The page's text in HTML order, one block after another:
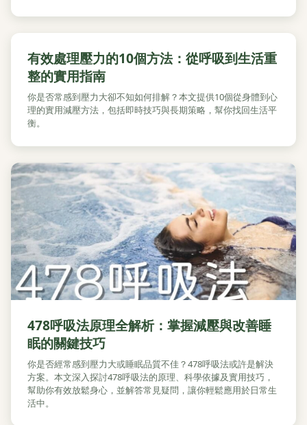
有效處理壓力的10個方法：從呼吸到生活重
整的實用指南
你是否常感到壓力大卻不知如何排解？本文提供10個從身體到心
理的實用減壓方法，包括即時技巧與長期策略，幫你找回生活平
衡。
478呼吸法原理全解析：掌握減壓與改善睡
眠的關鍵技巧
你是否經常感到壓力大或睡眠品質不佳？478呼吸法或許是解決
方案。本文深入探討478呼吸法的原理、科學依據及實用技巧，
幫助你有效放鬆身心，並解答常見疑問，讓你輕鬆應用於日常生
活中。